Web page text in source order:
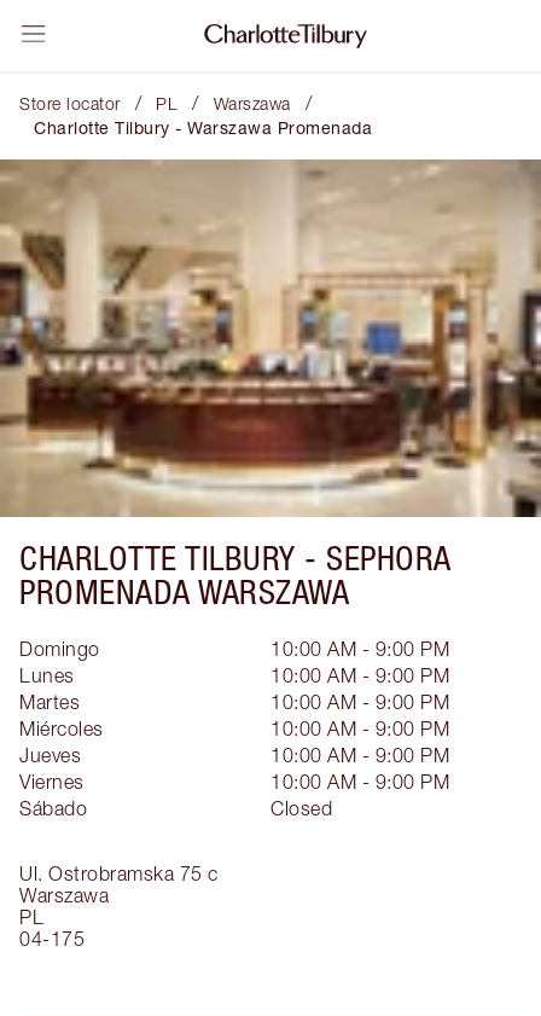
Store locator / PL / Warszawa /
Charlotte Tilbury - Warszawa Promenada
CHARLOTTE TILBURY - SEPHORA
PROMENADA WARSZAWA
Ul. Ostrobramska 75 c
Warszawa
PL
04-175
Domingo
10:00 AM - 9:00 PM
Lunes
10:00 AM - 9:00 PM
Martes
10:00 AM - 9:00 PM
Miércoles
10:00 AM - 9:00 PM
Jueves
10:00 AM - 9:00 PM
Viernes
10:00 AM - 9:00 PM
Sábado
Closed